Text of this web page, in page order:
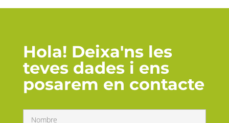
Hola! Deixa'ns les
teves dades i ens
posarem en contacte